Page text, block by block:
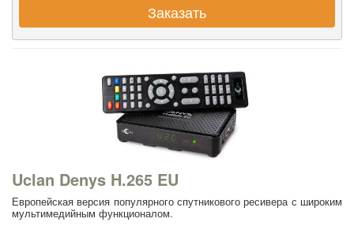
Заказать
Uclan Denys H.265 EU
Европейская версия популярного спутникового ресивера с широким
мультимедийным функционалом.